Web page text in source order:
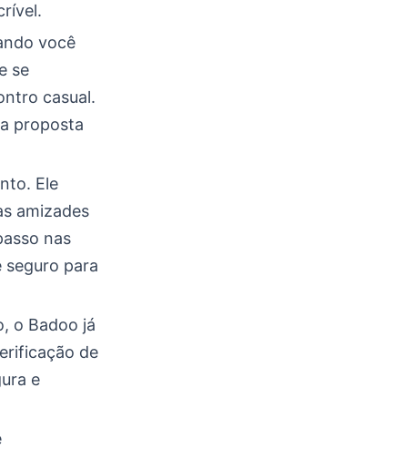
você
se
casual.
proposta
Ele
amizades
nas
para
o Badoo já
de
e